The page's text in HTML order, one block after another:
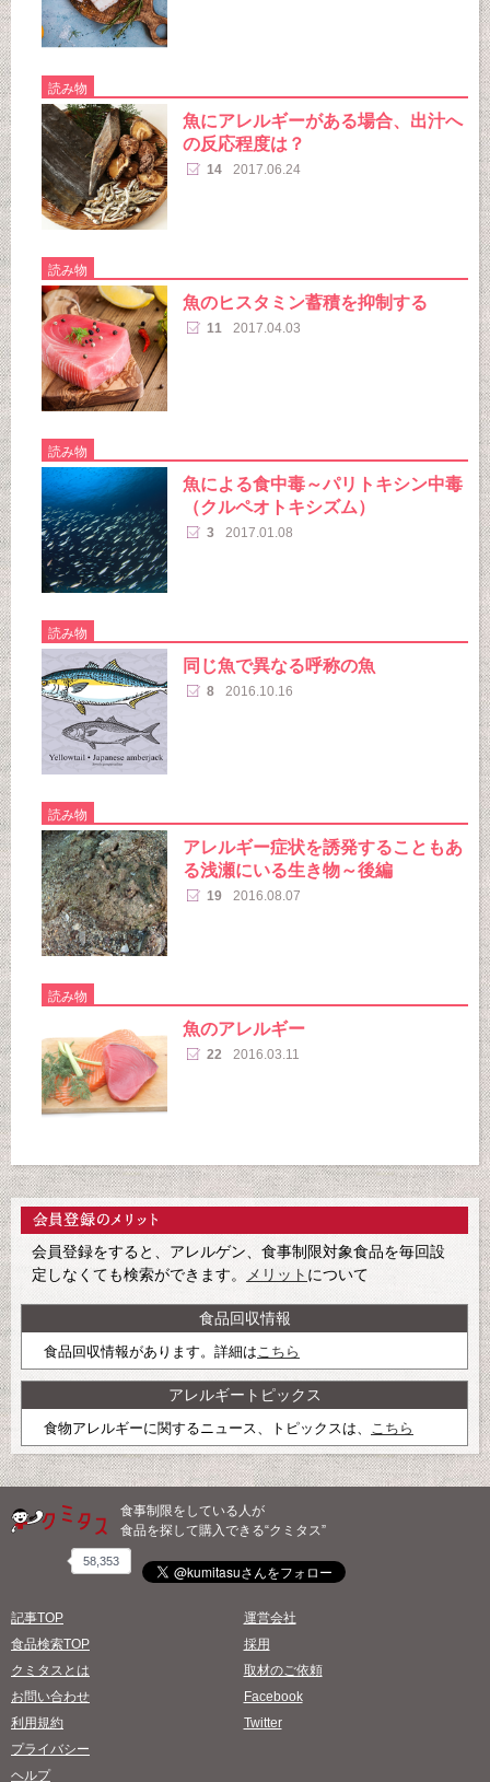
読み物
魚にアレルギーがある場合、出汁へ
の反応程度は？
14 2017.06.24
読み物
魚のヒスタミン蓄積を抑制する
11 2017.04.03
読み物
魚による食中毒～パリトキシン中毒
（クルペオトキシズム）
3 2017.01.08
読み物
同じ魚で異なる呼称の魚
8 2016.10.16
読み物
アレルギー症状を誘発することもあ
る浅瀬にいる生き物～後編
19 2016.08.07
読み物
魚のアレルギー
22 2016.03.11
会員登録をすると、アレルゲン、食事制限対象食品を毎回設
定しなくても検索ができます。
メリット について
食品回収情報
食品回収情報があります。詳細はこちら
アレルギートピックス
食物アレルギーに関するニュース、トピックスは、 こちら
食事制限をしている人が
食品を探して購入できる“クミタス”
58,353
記事TOP
食品検索TOP
クミタスとは
お問い合わせ
利用規約
プライバシー
ヘルプ
運営会社
採用
取材のご依頼
Facebook
Twitter